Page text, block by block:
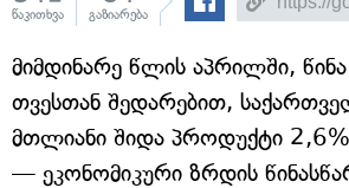
წაკითხვა გაზიარება
მიმდინარე წლის აპრილში, წინა
თვესთან შედარებით,
მთლიანი შიდა პროდუქტი
— ეკონომიკური ზრდის